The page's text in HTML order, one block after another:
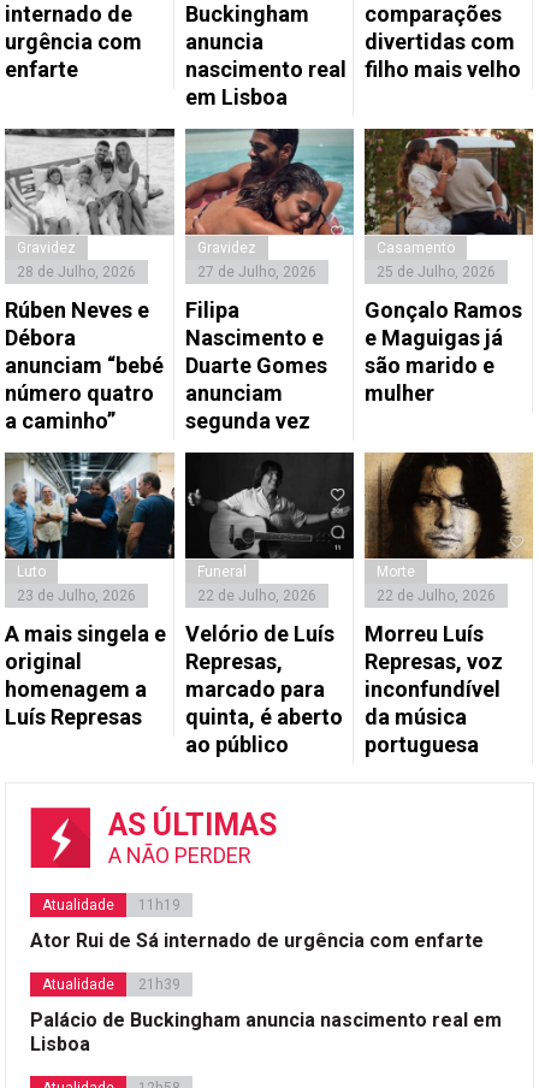
internado de
urgência com
enfarte
Buckingham
anuncia
nascimento real
em Lisboa
comparações
divertidas com
filho mais velho
Gravidez
28 de Julho, 2026
Rúben Neves e
Débora
anunciam “bebé
número quatro
a caminho”
Gravidez
27 de Julho, 2026
Filipa
Nascimento e
Duarte Gomes
anunciam
segunda vez
Casamento
25 de Julho, 2026
Gonçalo Ramos
e Maguigas já
são marido e
mulher
Luto
23 de Julho, 2026
A mais singela e
original
homenagem a
Luís Represas
Funeral
22 de Julho, 2026
Velório de Luís
Represas,
marcado para
quinta, é aberto
ao público
Morte
22 de Julho, 2026
Morreu Luís
Represas, voz
inconfundível
da música
portuguesa
AS ÚLTIMAS
A NÃO PERDER
Atualidade 11h19
Ator Rui de Sá internado de urgência com enfarte
Atualidade 21h39
Palácio de Buckingham anuncia nascimento real em
Lisboa